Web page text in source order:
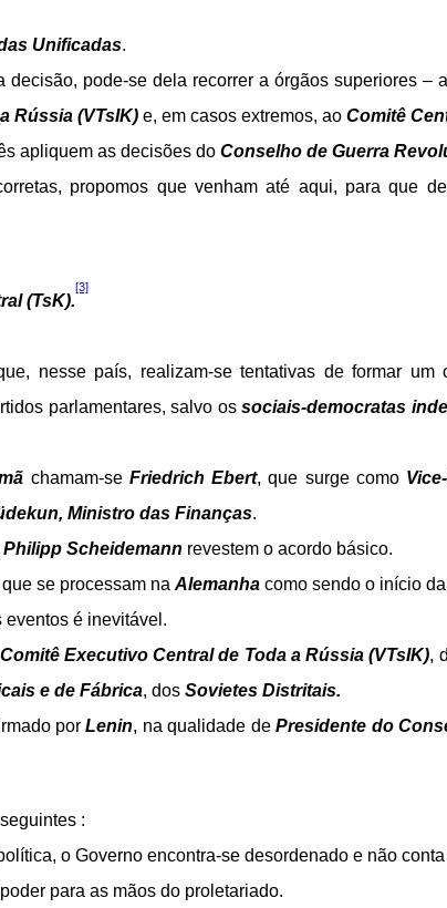
Unificadas.
pode-se dela recorrer a órgãos superiores –
Rússia (VTsIK) e, em casos extremos, ao Comitê
apliquem as decisões do Conselho de Guerra
propomos que venham até aqui, para que
(TsK).
[3]
nesse país, realizam-se tentativas de formar
parlamentares, salvo ossociais-democratas
chamam-se Friedrich Ebert, que surge como
Ministro das Finanças.
Philipp Scheidemann revestem o acordo básico.
se processam na Alemanha como sendo o início
é inevitável.
Comitê Executivo Central de Toda a Rússia (VTsIK),
e de Fábrica, dos Sovietes Distritais.
porLenin, na qualidade dePresidente do
:
o Governo encontra-se desordenado e não
para as mãos do proletariado.